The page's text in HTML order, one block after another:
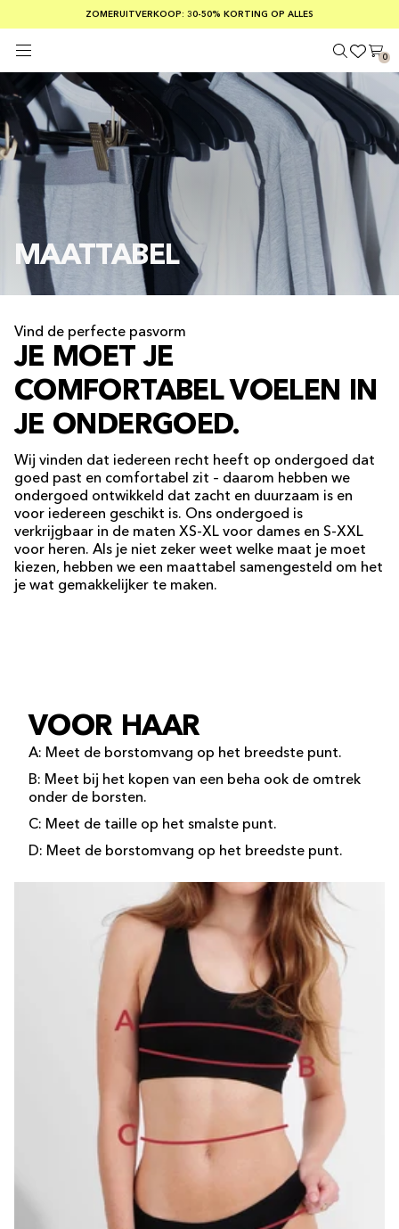
ZOMERUITVERKOOP: 30-50% KORTING OP ALLES
GRATIS VERZENDING BIJ BESTELLINGEN VAN MEER DAN € 100
VEILIG BETALEN MET KLARNA
0
MAATTABEL
Vind de perfecte pasvorm
JE MOET JE
COMFORTABEL VOELEN IN
JE ONDERGOED.
Wij vinden dat iedereen recht heeft op ondergoed dat
goed past en comfortabel zit – daarom hebben we
ondergoed ontwikkeld dat zacht en duurzaam is en
voor iedereen geschikt is. Ons ondergoed is
verkrijgbaar in de maten XS-XL voor dames en S-XXL
voor heren. Als je niet zeker weet welke maat je moet
kiezen, hebben we een maattabel samengesteld om het
je wat gemakkelijker te maken.
VOOR HAAR
A: Meet de borstomvang op het breedste punt.
B: Meet bij het kopen van een beha ook de omtrek
onder de borsten.
C: Meet de taille op het smalste punt.
D: Meet de borstomvang op het breedste punt.